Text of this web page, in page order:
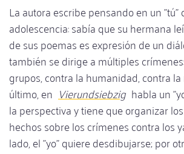
La autora escribe pensando en un "tú"
adolescencia: sabía que su hermana
de sus poemas es expresión de un
también se dirige a múltiples
grupos, contra la humanidad, contra
último, en Vierundsiebzig habla un
la perspectiva y tiene que organizar
hechos sobre los crímenes contra los
lado, el "yo" quiere desdibujarse; por